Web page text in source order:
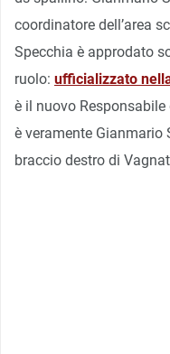
coordinatore dell’area
Specchia è approdato
ruolo: ufficializzato
è il nuovo Responsabile
è veramente Gianmario
braccio destro di